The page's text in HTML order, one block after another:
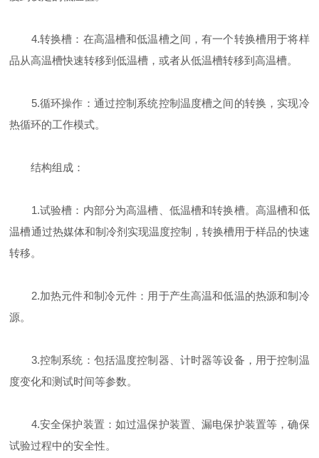
4.转换槽：在高温槽和低温槽之间，有一个转换槽用于将样
品从高温槽快速转移到低温槽，或者从低温槽转移到高温槽。
5.循环操作：通过控制系统控制温度槽之间的转换，实现冷
热循环的工作模式。
结构组成：
1.试验槽：内部分为高温槽、低温槽和转换槽。高温槽和低
温槽通过热媒体和制冷剂实现温度控制，转换槽用于样品的快速
转移。
2.加热元件和制冷元件：用于产生高温和低温的热源和制冷
源。
3.控制系统：包括温度控制器、计时器等设备，用于控制温
度变化和测试时间等参数。
4.安全保护装置：如过温保护装置、漏电保护装置等，确保
试验过程中的安全性。